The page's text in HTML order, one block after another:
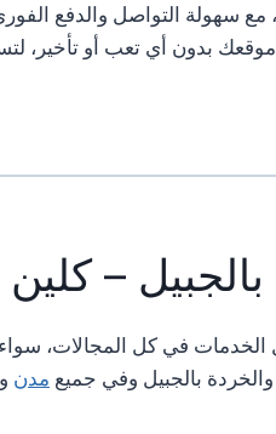
سهولة التواصل والدفع
بدون أي تعب أو تأخير،
–
الخدمات في كل المجالات،
بالجبيل وفي جميع مدن